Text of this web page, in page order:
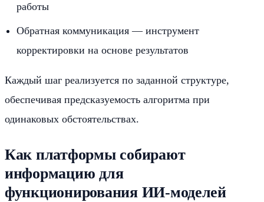
работы
Обратная коммуникация — инструмент
корректировки на основе результатов
Каждый шаг реализуется по заданной структуре,
обеспечивая предсказуемость алгоритма при
одинаковых обстоятельствах.
Как платформы собирают
информацию для
функционирования ИИ-моделей